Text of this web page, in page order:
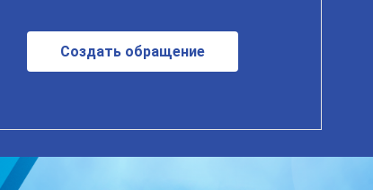
Создать обращение